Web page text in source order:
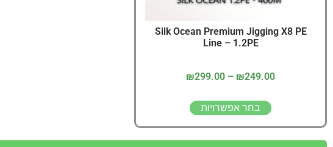
Silk Ocean Premium Jigging X8 PE
Line – 1.2PE
₪249.00
–
₪299.00
בחר אפשרויות